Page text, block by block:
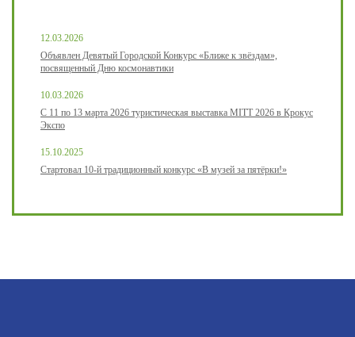
12.03.2026
Объявлен Девятый Городской Конкурс «Ближе к звёздам»,
посвященный Дню космонавтики
10.03.2026
С 11 по 13 марта 2026 туристическая выставка MITT 2026 в Крокус
Экспо
15.10.2025
Стартовал 10-й традиционный конкурс «В музей за пятёрки!»